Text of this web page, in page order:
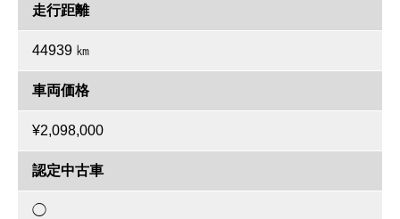
走行距離
44939 ㎞
車両価格
¥2,098,000
認定中古車
◯